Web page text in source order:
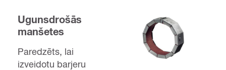
Ugunsdrošās
manšetes
Paredzēts, lai
izveidotu barjeru